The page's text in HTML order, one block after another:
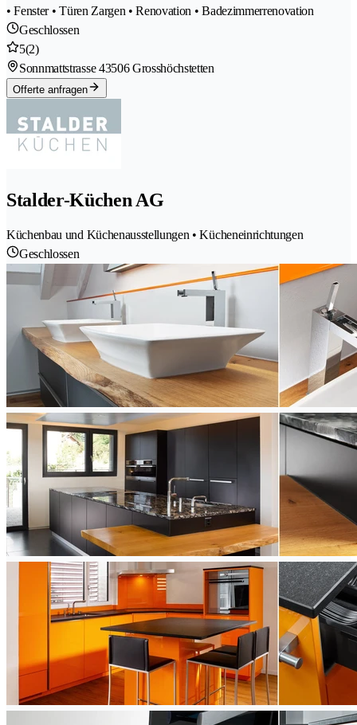
• Fenster • Türen Zargen • Renovation • Badezimmerrenovation
Geschlossen
5(2)
Sonnmattstrasse 43506 Grosshöchstetten
Offerte anfragen
Stalder-Küchen AG
Küchenbau und Küchenausstellungen • Kücheneinrichtungen
Geschlossen